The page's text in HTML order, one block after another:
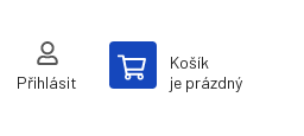
Přihlásit
Košík
je prázdný